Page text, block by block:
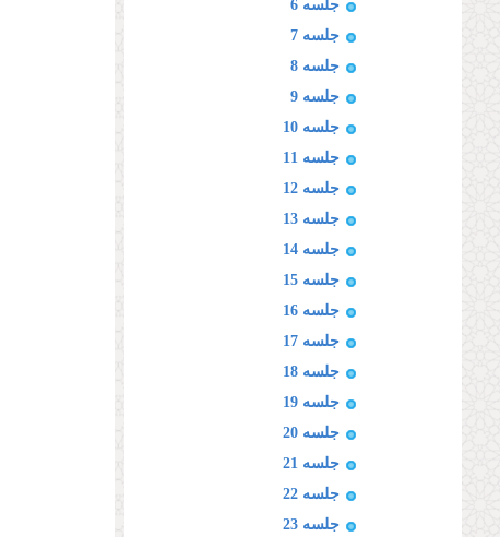
جلسه 6
جلسه 7
جلسه 8
جلسه 9
جلسه 10
جلسه 11
جلسه 12
جلسه 13
جلسه 14
جلسه 15
جلسه 16
جلسه 17
جلسه 18
جلسه 19
جلسه 20
جلسه 21
جلسه 22
جلسه 23